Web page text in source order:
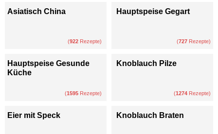
Asiatisch China
(922 Rezepte)
Hauptspeise Gegart
(727 Rezepte)
Hauptspeise Gesunde
Küche
(1595 Rezepte)
Knoblauch Pilze
(1274 Rezepte)
Eier mit Speck Knoblauch Braten